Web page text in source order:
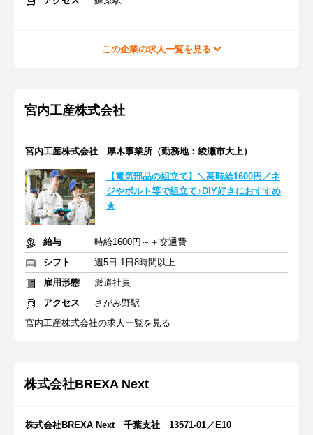
この企業の求人一覧を見る
宮内工産株式会社
宮内工産株式会社 厚木事業所（勤務地：綾瀬市大上）
【電気部品の組立て】＼高時給1600円／ネ
ジやボルト等で組立て♪DIY好きにおすすめ
★
給与
時給1600円～＋交通費
シフト
週5日 1日8時間以上
雇用形態
派遣社員
アクセス
さがみ野駅
宮内工産株式会社の求人一覧を見る
株式会社BREXA Next
株式会社BREXA Next 千葉支社 13571-01／E10